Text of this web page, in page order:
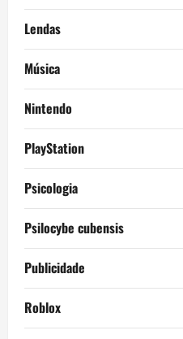
Lendas
Música
Nintendo
PlayStation
Psicologia
Psilocybe cubensis
Publicidade
Roblox